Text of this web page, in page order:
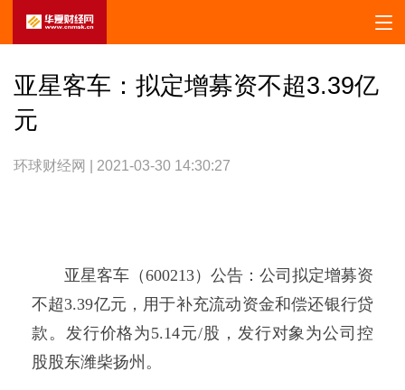
亚星客车：拟定增募资不超3.39亿
元
环球财经网 | 2021-03-30 14:30:27
亚星客车（600213）公告：公司拟定增募资
不超3.39亿元，用于补充流动资金和偿还银行贷
款。发行价格为5.14元/股，发行对象为公司控
股股东潍柴扬州。